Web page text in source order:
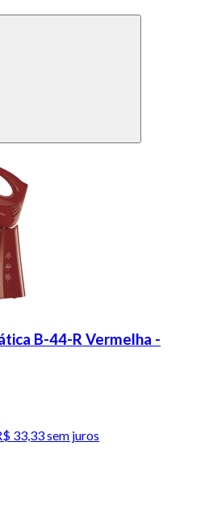
B-44-R Vermelha -
33,33 sem juros